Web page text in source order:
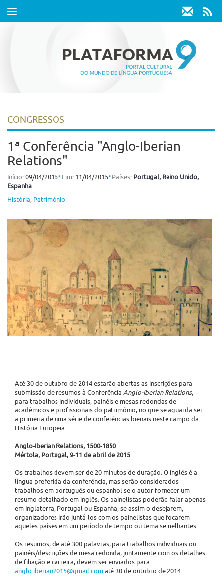
Toggle
CONGRESSOS
1ª Conferência "Anglo-Iberian
Relations"
Início: 09/04/2015⋅ Fim: 11/04/2015⋅ Países: Portugal, Reino Unido,
Espanha
História, Património
Até 30 de outubro de 2014 estarão abertas as inscrições para
submissão de resumos à Conferência Anglo-Iberian Relations,
para trabalhos individuais, painéis e mesas redondas de
académicos e profissionais do património, no que se aguarda ser
a primeira de uma série de conferências bienais neste campo da
História Europeia.
Anglo-Iberian Relations, 1500-1850
Mértola, Portugal, 9-11 de abril de 2015
Os trabalhos devem ser de 20 minutos de duração. O inglês é a
língua preferida da conferência, mas serão considerados
trabalhos em português ou espanhol se o autor fornecer um
resumo detalhado em inglês. Os painelistas poderão falar apenas
em Inglaterra, Portugal ou Espanha, se assim o desejarem;
organizadores irão juntá-los com os painelistas que focarem
aqueles países em um período de tempo ou tema semelhantes.
Os resumos, de até 300 palavras, para trabalhos individuais ou
painéis/descrições de mesa redonda, juntamente com os detalhes
de filiação e carreira, devem ser enviados para
anglo.iberian2015@gmail.com até 30 de outubro de 2014.